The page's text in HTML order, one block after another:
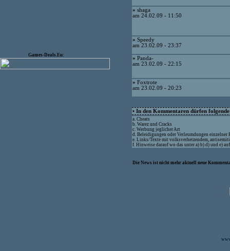
Games-Deals.Eu:
» shaga
am 24.02.09 - 11:50
» Speedy
am 23.02.09 - 23:37
» Panda-
am 23.02.09 - 22:15
» Foxtrote
am 23.02.09 - 20:23
• In den Kommentaren dürfen
a. Cheats
b. Warez und Cracks
c. Werbung jeglicher Art
d. Beleidigungen oder Verleumdungen einzelner
e. Links/Texte mit volksverhetzendem,
f. Hinweise darauf wo das unter a) b) d) und e)
Die News ist nicht mehr aktuell neue